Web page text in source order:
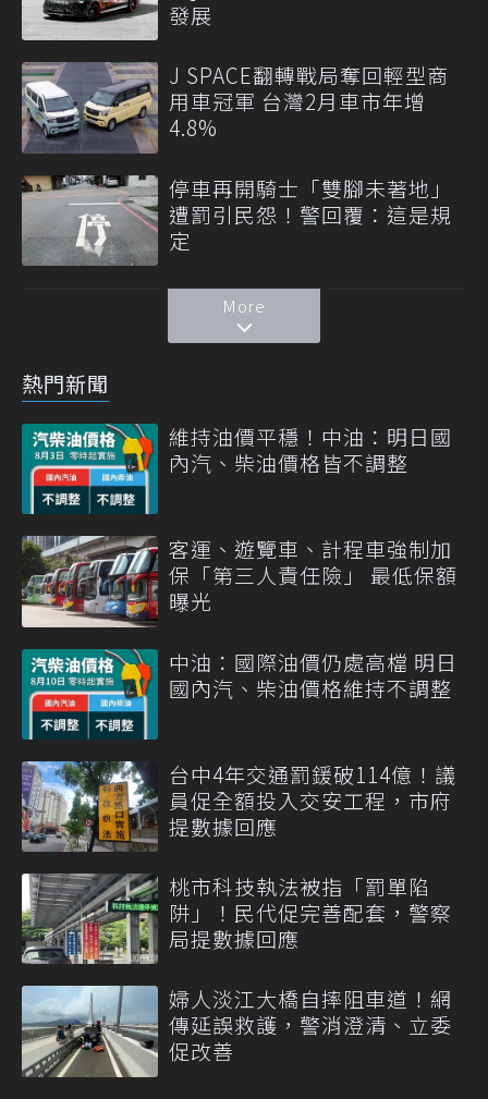
發展
J SPACE翻轉戰局奪回輕型商
用車冠軍 台灣2月車市年增
4.8%
停車再開騎士「雙腳未著地」
遭罰引民怨！警回覆：這是規
定
More
熱門新聞
維持油價平穩！中油：明日國
內汽、柴油價格皆不調整
客運、遊覽車、計程車強制加
保「第三人責任險」 最低保額
曝光
中油：國際油價仍處高檔 明日
國內汽、柴油價格維持不調整
台中4年交通罰鍰破114億！議
員促全額投入交安工程，市府
提數據回應
桃市科技執法被指「罰單陷
阱」！民代促完善配套，警察
局提數據回應
婦人淡江大橋自摔阻車道！網
傳延誤救護，警消澄清、立委
促改善